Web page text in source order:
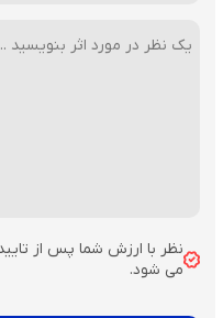
نظر با ارزش شما پس از
می شود.